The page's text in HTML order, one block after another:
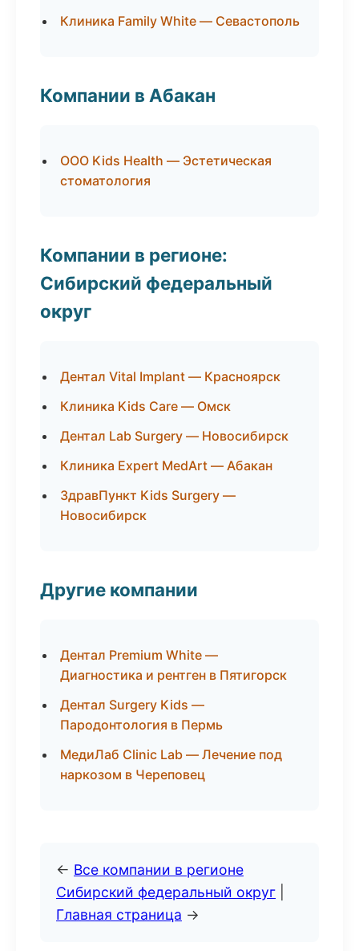
Клиника Family White — Севастополь
Компании в Абакан
ООО Kids Health — Эстетическая
стоматология
Компании в регионе:
Сибирский федеральный
округ
Дентал Vital Implant — Красноярск
Клиника Kids Care — Омск
Дентал Lab Surgery — Новосибирск
Клиника Expert MedArt — Абакан
ЗдравПункт Kids Surgery —
Новосибирск
Другие компании
Дентал Premium White —
Диагностика и рентген в Пятигорск
Дентал Surgery Kids —
Пародонтология в Пермь
МедиЛаб Clinic Lab — Лечение под
наркозом в Череповец
← Все компании в регионе
Сибирский федеральный округ
Главная страница →